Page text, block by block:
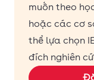
muốn theo
hoặc các cơ
thể lựa chọn
đích nghiên